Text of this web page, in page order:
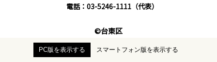
電話：03-5246-1111（代表）
©台東区
PC版を表示する スマートフォン版を表示する